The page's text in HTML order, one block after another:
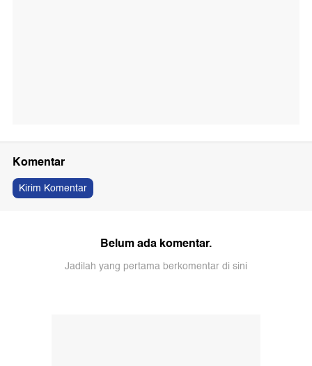
Komentar
Kirim Komentar
Belum ada komentar.
Jadilah yang pertama berkomentar di sini